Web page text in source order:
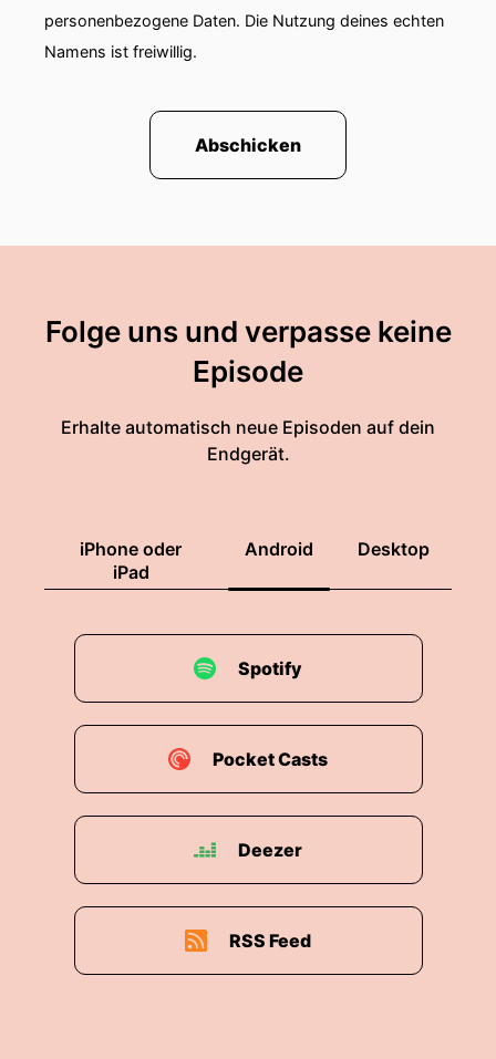
personenbezogene Daten. Die Nutzung deines echten
Namens ist freiwillig.
Abschicken
Folge uns und verpasse keine
Episode
Erhalte automatisch neue Episoden auf dein
Endgerät.
iPhone oder
iPad
Android Desktop
Spotify
Pocket Casts
Deezer
RSS Feed